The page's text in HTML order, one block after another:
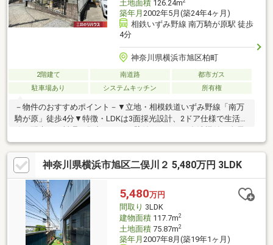
土地面積126.24m
築年月 2002年5月(築24年4ヶ月)
相鉄いずみ野線 南万騎が原駅 徒歩
4分
神奈川県横浜市旭区柏町
2階建て 南道路
都市ガス
駐車場あり
システムキッチン 所有権
－物件のおすすめポイント－▼立地・相模鉄道いずみ野線「南万
騎が原」徒歩4分▼特徴・LDKは3面採光設計、2ドア仕様で生活動
室に収納を設置・多目的に利用可能な納戸有・南東側にバルコニ
ー・土間敷きのお庭有・駐車場1台分有(車種による)▼2026年9月
室内リフォーム内容【交換】キッチン、UB、洗面化粧台、トイレ
等【貼替】クロス、CF【その他】フローリング工事 他■ ご希望の
住まい探しをお手伝いします ━━━━━・・・物件の詳細・ご相
談はお気軽にお問い合わせください。
神奈川県横浜市旭区二俣川２ 5,480万円 3LDK
5,480万円
間取り 3LDK
建物面積117.7m2
土地面積75.87m2
築年月 2007年8月(築19年1ヶ月)